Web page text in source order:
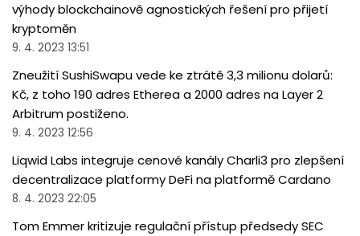
výhody blockchainově agnostických řešení pro přijetí
kryptoměn
9. 4. 2023 13:51
Zneužití SushiSwapu vede ke ztrátě 3,3 milionu dolarů:
Kč, z toho 190 adres Etherea a 2000 adres na Layer 2
Arbitrum postiženo.
9. 4. 2023 12:56
Liqwid Labs integruje cenové kanály Charli3 pro zlepšení
decentralizace platformy DeFi na platformě Cardano
8. 4. 2023 22:05
Tom Emmer kritizuje regulační přístup předsedy SEC